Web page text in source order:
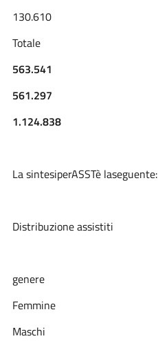
130.610
Totale
563.541
561.297
1.124.838
La sintesiperASSTè laseguente:
Distribuzioneassistiti
genere
Femmine
Maschi